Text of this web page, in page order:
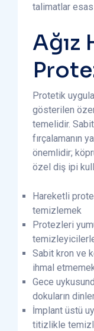
talimatlar esas
Ağız
Protetik
gösterilen
temelidir.
fırçalamanın
önemlidir;
özel diş ipi
Hareketli
temizlemek
Protezleri
Sabit kron ve
ihmal
Gece
dokuların
İmplant üstü
titizlikle